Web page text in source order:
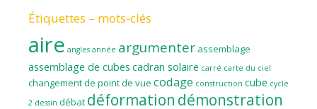
Étiquettes – mots-clés
aire angles année argumenter assemblage
assemblage de cubes cadran solaire carré carte du ciel
changement de point de vue codage construction cube cycle
2 dessin débat déformation démonstration